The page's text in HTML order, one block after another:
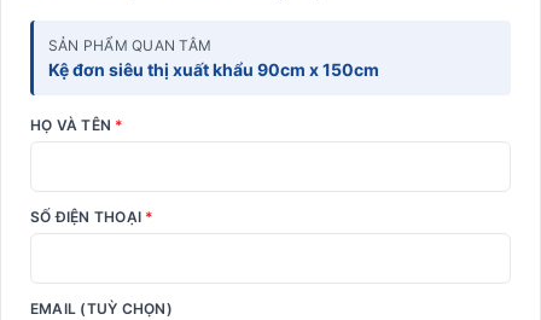
SẢN PHẨM QUAN TÂM
Kệ đơn siêu thị xuất khẩu 90cm x 150cm
HỌ VÀ TÊN *
SỐ ĐIỆN THOẠI *
EMAIL (TUỲ CHỌN)